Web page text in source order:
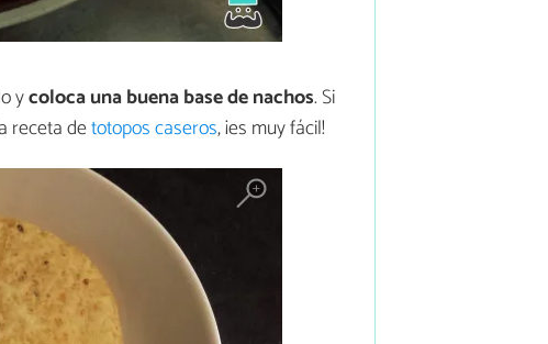
ycoloca una buena base de nachos. Si
receta detotopos caseros, ¡es muy fácil!